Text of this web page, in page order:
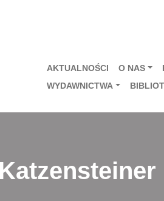
AKTUALNOŚCI O NAS
WYDAWNICTWA